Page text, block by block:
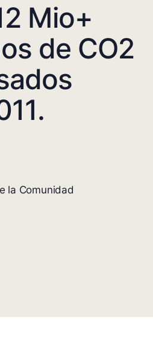
Mio+
de CO2
la Comunidad